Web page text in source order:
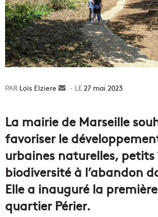
Loïs Elziere
Envoyer27 mai 2023
La mairie de Marseille
favoriser le
urbaines naturelles, petits
biodiversité à l’abandon
Elle a inauguré la
quartier Périer.